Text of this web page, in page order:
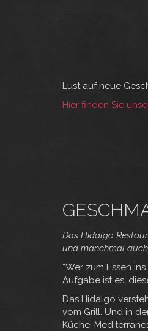
Lust auf neue
Hier finden Sie
Das Hidalgo
und manchmal
“Wer zum Essen
Aufgabe ist es,
Das Hidalgo
vom Grill. Und in
Küche,